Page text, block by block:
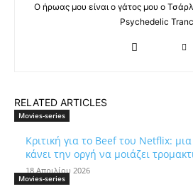
Ο ήρωας μου είναι ο γάτος μου ο
Psychedelic
RELATED ARTICLES
Movies-series
Κριτική για το Beef του Netflix:
κάνει την οργή να μοιάζει
18 Απριλίου 2026
Movies-series